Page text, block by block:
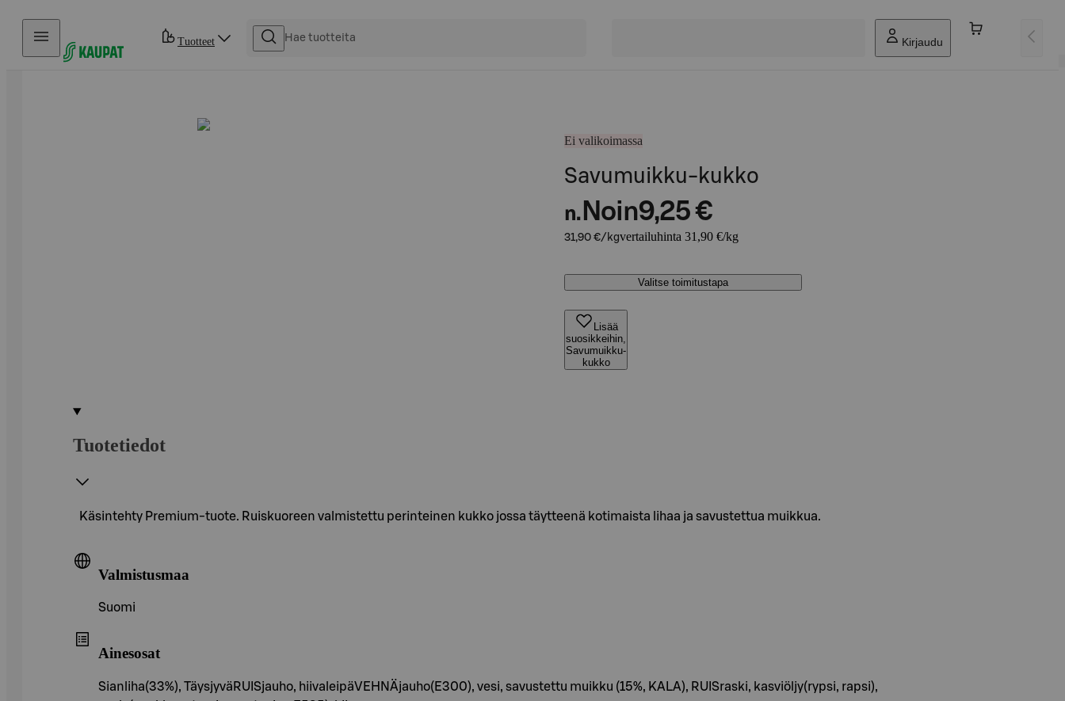
Hyppää sisältöön
Tuotteet Kirjaudu
Ei valikoimassa
Savumuikku-kukko
n. Noin9,25 €
31,90 €/kgvertailuhinta 31,90 €/kg
Valitse toimitustapa
Lisää
suosikkeihin,
Savumuikku-
kukko
Tuotetiedot
Käsintehty Premium-tuote. Ruiskuoreen valmistettu perinteinen kukko jossa täytteenä kotimaista lihaa ja savustettua muikkua.
Valmistusmaa
Suomi
Ainesosat
Sianliha(33%), TäysjyväRUISjauho, hiivaleipäVEHNÄjauho(E300), vesi, savustettu muikku (15%, KALA), RUISraski, kasviöljy(rypsi, rapsi),